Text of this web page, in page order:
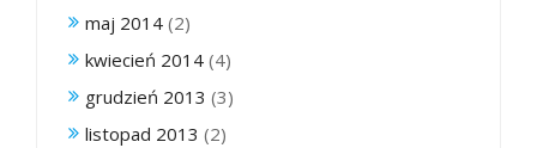
maj 2014 (2)
kwiecień 2014 (4)
grudzień 2013 (3)
listopad 2013 (2)